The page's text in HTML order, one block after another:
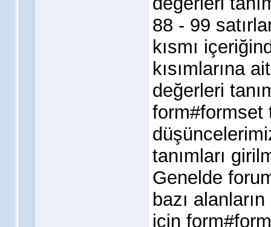
88 - 99
kısmı
kısımlarına
değerleri
form#formset
tanımları
Genelde
bazı
için